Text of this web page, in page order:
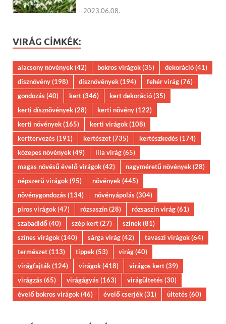
2023.06.08.
VIRÁG CÍMKÉK:
alacsony növények(42) bokros virágok(35) dekoráció(41)
dísznövény(198) dísznövények(194) fehér virág(76)
gondozás(40) kert(346) kert dekoráció(35)
kerti dísznövények(28) kerti növény(122)
kerti növények(165) kerti virágok(108)
kerttervezés(191) kertészet(735) kertészkedés(174)
közepes növények(49) lila virág(65)
magas növésű évelő virágok(42) nagyméretű növények(28)
népszerű virágok(95) növények(445)
növénygondozás(134) növényápolás(304)
piros virágok(47) rózsaszín(28) rózsaszín virág(61)
szabadidő(40) szép kert(27) színek(81)
színes virágok(140) sárga virág(42) tavaszi virágok(64)
természet(113) tippek(53) virág(40)
virágfajták(124) virágok(418) virágos kert(39)
virágzás(65) virágágyás(163) virágültetés(30)
évelő bokros virágok(46) évelő cserjék(31) ültetés(60)